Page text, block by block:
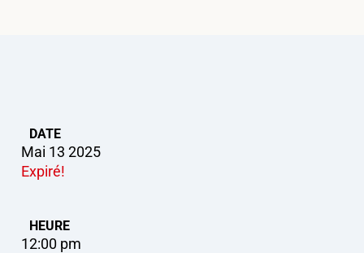
DATE
Mai 13 2025
Expiré!
HEURE
12:00 pm